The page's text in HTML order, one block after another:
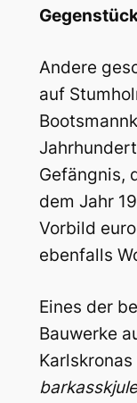
Andere
auf
Gefängnis,
dem Jahr
Vorbild
ebenfalls
Eines der
Bauwerke